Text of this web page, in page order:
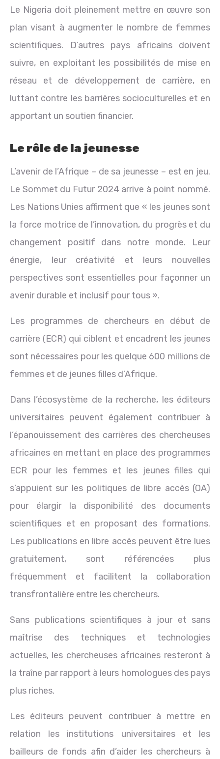
Le Nigeria doit pleinement mettre en œuvre son
plan visant à augmenter le nombre de femmes
scientifiques. D’autres pays africains doivent
suivre, en exploitant les possibilités de mise en
réseau et de développement de carrière, en
luttant contre les barrières socioculturelles et en
apportant un soutien financier.
Le rôle de la jeunesse
L’avenir de l’Afrique – de sa jeunesse – est en jeu.
Le Sommet du Futur 2024 arrive à point nommé.
Les Nations Unies affirment que « les jeunes sont
la force motrice de l’innovation, du progrès et du
changement positif dans notre monde. Leur
énergie, leur créativité et leurs nouvelles
perspectives sont essentielles pour façonner un
avenir durable et inclusif pour tous ».
Les programmes de chercheurs en début de
carrière (ECR) qui ciblent et encadrent les jeunes
sont nécessaires pour les quelque 600 millions de
femmes et de jeunes filles d’Afrique.
Dans l’écosystème de la recherche, les éditeurs
universitaires peuvent également contribuer à
l’épanouissement des carrières des chercheuses
africaines en mettant en place des programmes
ECR pour les femmes et les jeunes filles qui
s’appuient sur les politiques de libre accès (OA)
pour élargir la disponibilité des documents
scientifiques et en proposant des formations.
Les publications en libre accès peuvent être lues
gratuitement, sont référencées plus
fréquemment et facilitent la collaboration
transfrontalière entre les chercheurs.
Sans publications scientifiques à jour et sans
maîtrise des techniques et technologies
actuelles, les chercheuses africaines resteront à
la traîne par rapport à leurs homologues des pays
plus riches.
Les éditeurs peuvent contribuer à mettre en
relation les institutions universitaires et les
bailleurs de fonds afin d’aider les chercheurs à